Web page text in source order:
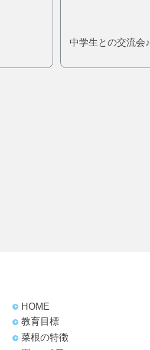
中学生との交流会♪
HOME
教育目標
菜根の特徴